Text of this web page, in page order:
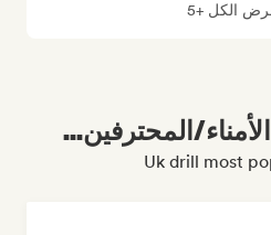
الكل +5
المحترفين...